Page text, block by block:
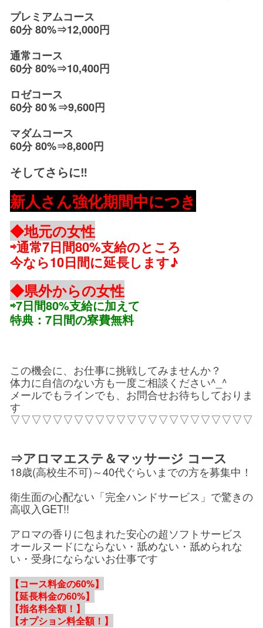
プレミアムコース
60分 80%⇒12,000円
通常コース
60分 80%⇒10,400円
ロゼコース
60分 80％⇒9,600円
マダムコース
60分 80%⇒8,800円
そしてさらに‼︎
新人さん強化期間中につき
◆地元の女性
⇨通常7日間80%支給のところ
今なら10日間に延長します♪
◆県外からの女性
⇨7日間80%支給に加えて
特典：7日間の寮費無料
この機会に、お仕事に挑戦してみませんか？
体力に自信のない方も一度ご相談ください^_^
メールでもラインでも、お問合せお待ちしておりま
す
▽▽▽▽▽▽▽▽▽▽▽▽▽▽▽▽▽▽▽▽▽▽▽
⇒アロマエステ＆マッサージ コース
18歳(高校生不可)～40代ぐらいまでの方を募集中！
衛生面の心配ない「完全ハンドサービス」で驚きの
高収入GET!!
アロマの香りに包まれた安心の超ソフトサービス
オールヌードにならない・舐めない・舐められな
い・受身にならないお仕事です
【コース料金の60%】
【延長料金の60%】
【指名料全額！】
【オプション料全額！】